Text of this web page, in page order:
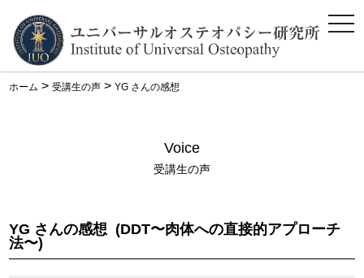
ホーム >受講生の声 >YG さんの感想
Voice
受講生の声
YG さんの感想 (DDT〜肉体への直接的アプローチ
法〜)
ス
マ